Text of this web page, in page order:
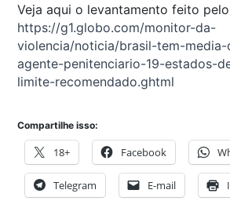
Veja aqui o levantamento feito pelo
https://g1.globo.com/monitor-da-
violencia/noticia/brasil-tem-
agente-penitenciario-19-estados-
limite-recomendado.ghtml
Compartilhe isso:
18+ Facebook
Telegram E-mail